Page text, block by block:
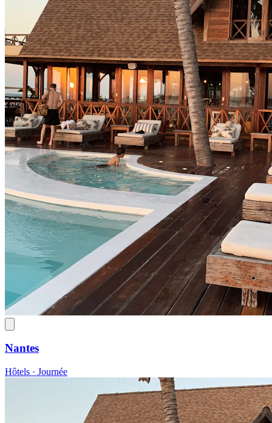
Nantes
Hôtels · Journée